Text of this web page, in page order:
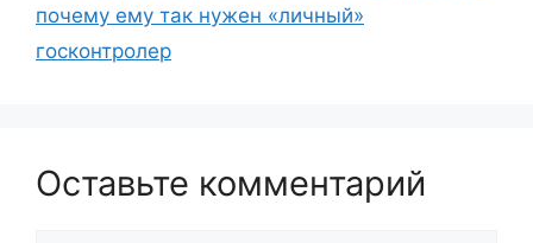
почему ему так нужен «личный»
госконтролер
Оставьте комментарий